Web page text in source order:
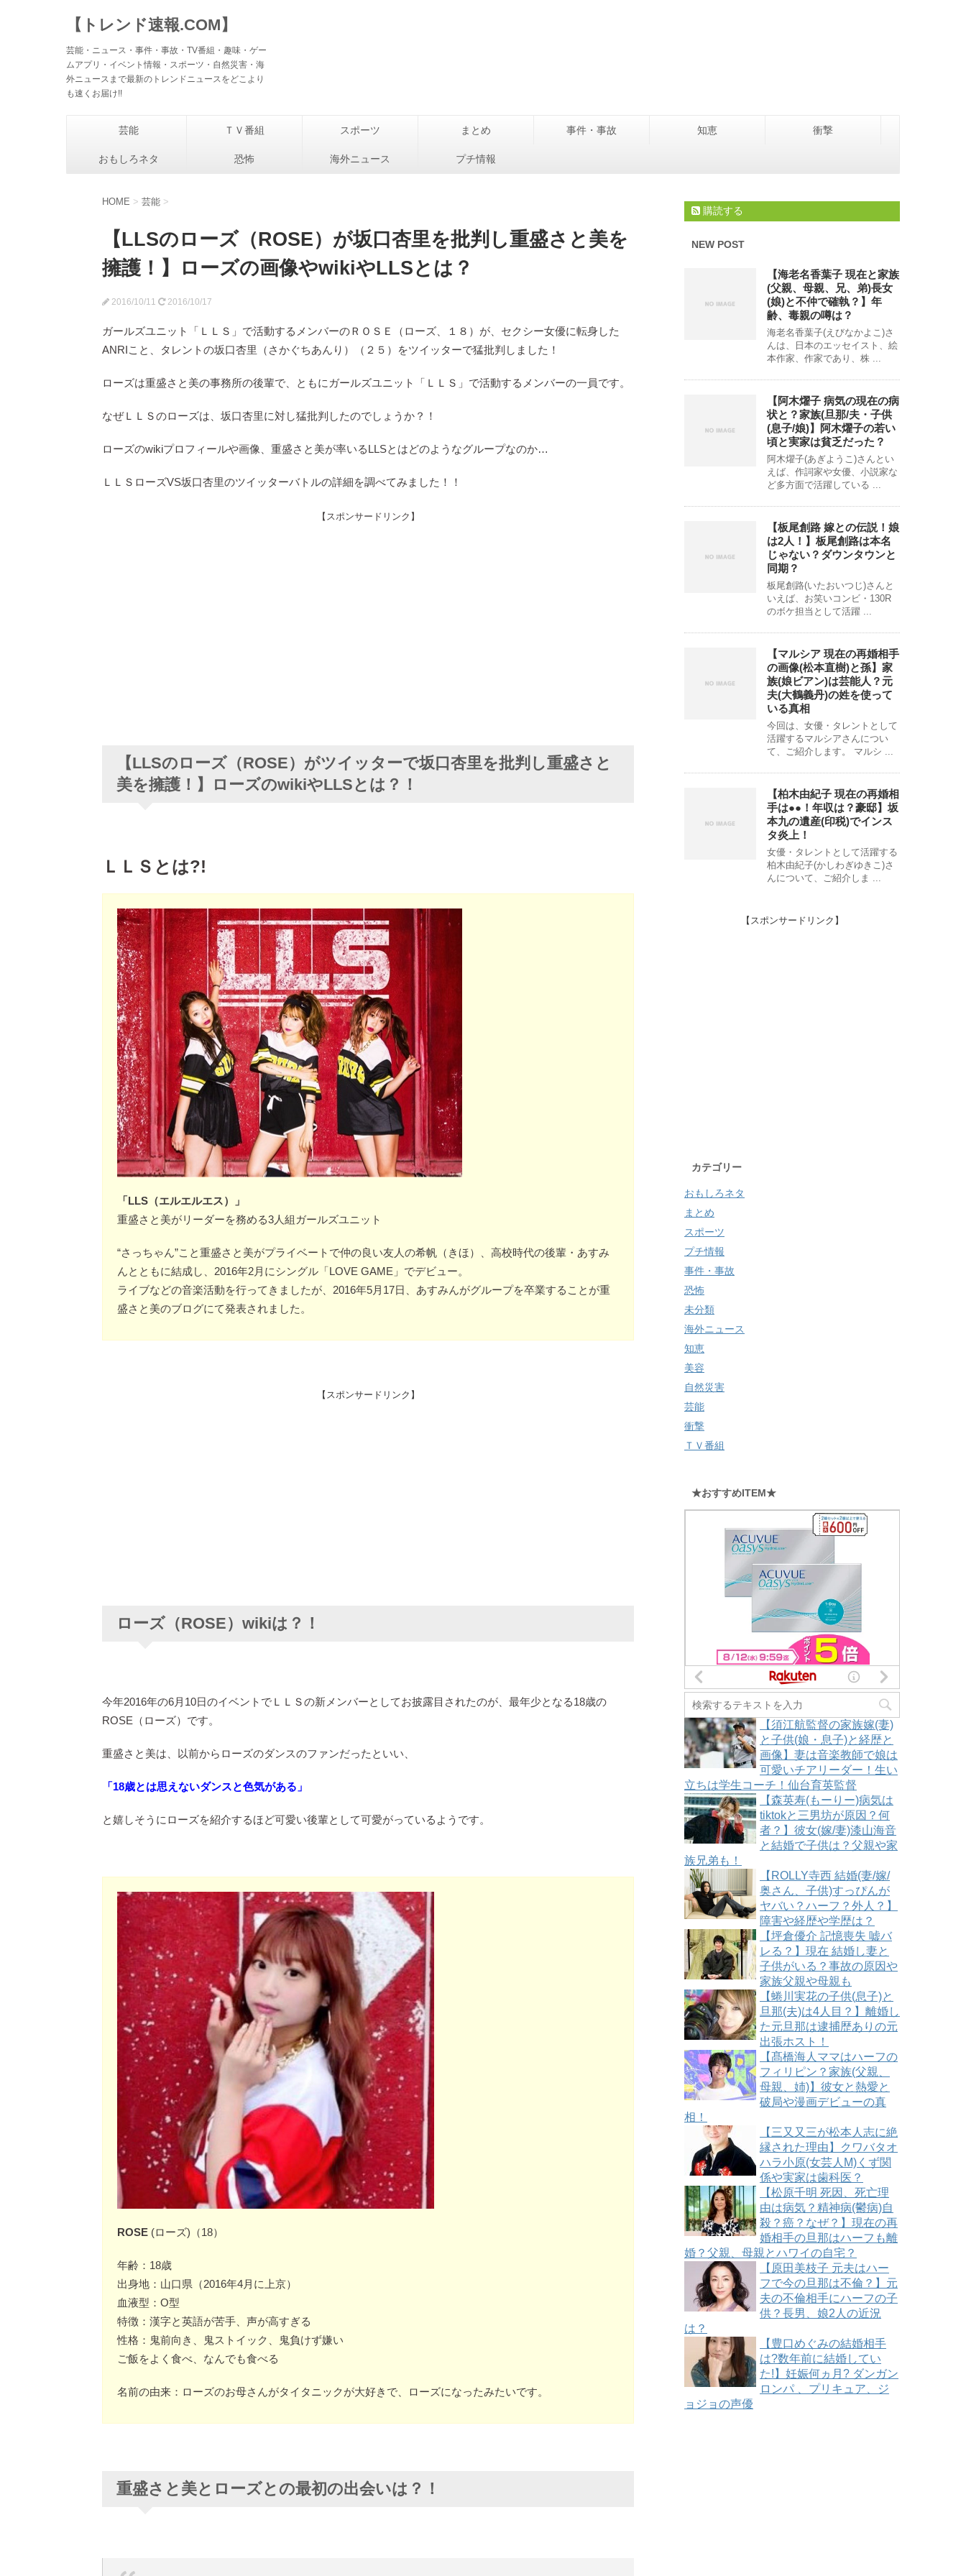
【トレンド速報.COM】
芸能・ニュース・事件・事故・TV番組・趣味・ゲー
ムアプリ・イベント情報・スポーツ・自然災害・海
外ニュースまで最新のトレンドニュースをどこより
も速くお届け!!
芸能 ＴＶ番組 スポーツ まとめ 事件・事故 知恵 衝撃
おもしろネタ 恐怖 海外ニュース プチ情報
HOME > 芸能 >
【LLSのローズ（ROSE）が坂口杏里を批判し重盛さと美を
擁護！】ローズの画像やwikiやLLSとは？
2016/10/11 2016/10/17
ガールズユニット「ＬＬＳ」で活動するメンバーのＲＯＳＥ（ローズ、１８）が、セクシー女優に転身した
ANRIこと、タレントの坂口杏里（さかぐちあんり）（２５）をツイッターで猛批判しました！
ローズは重盛さと美の事務所の後輩で、ともにガールズユニット「ＬＬＳ」で活動するメンバーの一員です。
なぜＬＬＳのローズは、坂口杏里に対し猛批判したのでしょうか？！
ローズのwikiプロフィールや画像、重盛さと美が率いるLLSとはどのようなグループなのか…
ＬＬＳローズVS坂口杏里のツイッターバトルの詳細を調べてみました！！
【スポンサードリンク】
【LLSのローズ（ROSE）がツイッターで坂口杏里を批判し重盛さと
美を擁護！】ローズのwikiやLLSとは？！
ＬＬＳとは?!
「LLS（エルエルエス）」
重盛さと美がリーダーを務める3人組ガールズユニット
“さっちゃん”こと重盛さと美がプライベートで仲の良い友人の希帆（きほ）、高校時代の後輩・あすみ
んとともに結成し、2016年2月にシングル「LOVE GAME」でデビュー。
ライブなどの音楽活動を行ってきましたが、2016年5月17日、あすみんがグループを卒業することが重
盛さと美のブログにて発表されました。
【スポンサードリンク】
ローズ（ROSE）wikiは？！
今年2016年の6月10日のイベントでＬＬＳの新メンバーとしてお披露目されたのが、最年少となる18歳の
ROSE（ローズ）です。
重盛さと美は、以前からローズのダンスのファンだったといい、
「18歳とは思えないダンスと色気がある」
と嬉しそうにローズを紹介するほど可愛い後輩として可愛がっているようです。
ROSE (ローズ)（18）
年齢：18歳
出身地：山口県（2016年4月に上京）
血液型：O型
特徴：漢字と英語が苦手、声が高すぎる
性格：鬼前向き、鬼ストイック、鬼負けず嫌い
ご飯をよく食べ、なんでも食べる
名前の由来：ローズのお母さんがタイタニックが大好きで、ローズになったみたいです。
重盛さと美とローズとの最初の出会いは？！
購読する
NEW POST
【海老名香葉子 現在と家族
(父親、母親、兄、弟)長女
(娘)と不仲で確執？】年
齢、毒親の噂は？
海老名香葉子(えびなかよこ)さ
んは、日本のエッセイスト、絵
本作家、作家であり、株 ...
【阿木燿子 病気の現在の病
状と？家族(旦那/夫・子供
(息子/娘)】阿木燿子の若い
頃と実家は貧乏だった？
阿木燿子(あぎようこ)さんとい
えば、作詞家や女優、小説家な
ど多方面で活躍している ...
【板尾創路 嫁との伝説！娘
は2人！】板尾創路は本名
じゃない？ダウンタウンと
同期？
板尾創路(いたおいつじ)さんと
いえば、お笑いコンビ・130R
のボケ担当として活躍 ...
【マルシア 現在の再婚相手
の画像(松本直樹)と孫】家
族(娘ビアン)は芸能人？元
夫(大鶴義丹)の姓を使って
いる真相
今回は、女優・タレントとして
活躍するマルシアさんについ
て、ご紹介します。 マルシ ...
【柏木由紀子 現在の再婚相
手は●●！年収は？豪邸】坂
本九の遺産(印税)でインス
タ炎上！
女優・タレントとして活躍する
柏木由紀子(かしわぎゆきこ)さ
んについて、ご紹介しま ...
【スポンサードリンク】
カテゴリー
おもしろネタ
まとめ
スポーツ
プチ情報
事件・事故
恐怖
未分類
海外ニュース
知恵
美容
自然災害
芸能
衝撃
ＴＶ番組
★おすすめITEM★
【須江航監督の家族嫁(妻)
と子供(娘・息子)と経歴と
画像】妻は音楽教師で娘は
可愛いチアリーダー！生い
立ちは学生コーチ！仙台育英監督
【森英寿(もーりー)病気は
tiktokと三男坊が原因？何
者？】彼女(嫁/妻)漆山海音
と結婚で子供は？父親や家
族兄弟も！
【ROLLY寺西 結婚(妻/嫁/
奥さん、子供)すっぴんが
ヤバい？ハーフ？外人？】
障害や経歴や学歴は？
【坪倉優介 記憶喪失 嘘バ
レる？】現在 結婚し妻と
子供がいる？事故の原因や
家族父親や母親も
【蜷川実花の子供(息子)と
旦那(夫)は4人目？】離婚し
た元旦那は逮捕歴ありの元
出張ホスト！
【髙橋海人ママはハーフの
フィリピン？家族(父親、
母親、姉)】彼女と熱愛と
破局や漫画デビューの真
相！
【三又又三が松本人志に絶
縁された理由】クワバタオ
ハラ小原(女芸人M)くず関
係や実家は歯科医？
【松原千明 死因、死亡理
由は病気？精神病(鬱病)自
殺？癌？なぜ？】現在の再
婚相手の旦那はハーフも離
婚？父親、母親とハワイの自宅？
【原田美枝子 元夫はハー
フで今の旦那は不倫？】元
夫の不倫相手にハーフの子
供？長男、娘2人の近況
は？
【豊口めぐみの結婚相手
は?数年前に結婚してい
た!】妊娠何ヵ月? ダンガン
ロンパ 、プリキュア、ジ
ョジョの声優